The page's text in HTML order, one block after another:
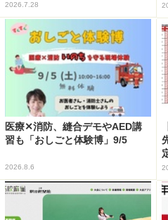
2026.7.28
医療✕消防、縫合デモやAED講
習も「おしごと体験博」9/5
2026.8.6